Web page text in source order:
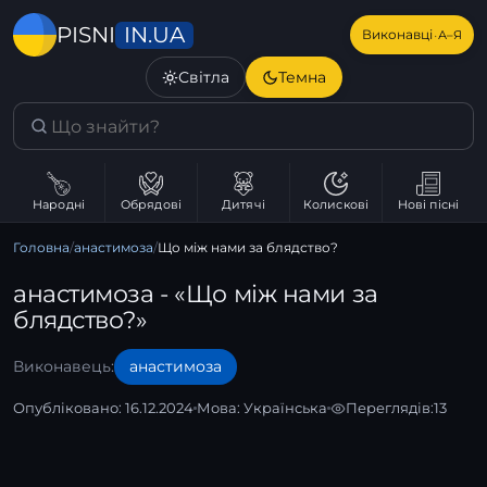
PISNI IN.UA Виконавці·А–Я
Світла Темна
Народні Обрядові Дитячі Колискові Нові пісні
Головна/анастимоза/Що між нами за блядство?
анастимоза - «Що між нами за
блядство?»
Виконавець: анастимоза
Опубліковано: 16.12.2024 Мова: Українська Переглядів:13